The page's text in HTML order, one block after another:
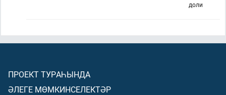
доли
ПРОЕКТ ТУРАҺЫНДА
ӘЛЕГЕ МӨМКИНСЕЛЕКТӘР